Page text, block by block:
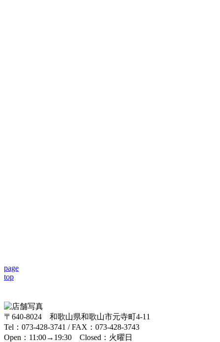
page
top
〒640-8024 和歌山県和歌山市元寺町4-11
Tel：073-428-3741 / FAX：073-428-3743
Open：11:00→19:30 Closed：火曜日